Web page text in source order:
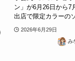
ン」が6月26日から7
出店で限定カラーの
2026年6月29日
み